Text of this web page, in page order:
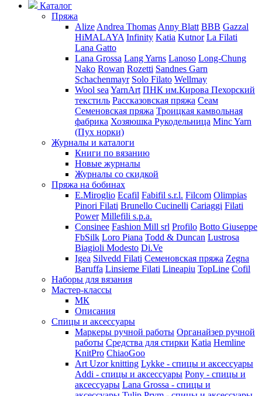
Каталог
Пряжа
Alize Andrea Thomas Anny Blatt BBB Gazzal
HiMALAYA Infinity Katia Kutnor La Filati
Lana Gatto
Lana Grossa Lang Yarns Lanoso Long-Chung
Nako Rowan Rozetti Sandnes Garn
Schachenmayr Solo Filato Wellmay
Wool sea YarnArt ПНК им.Кирова Пехорский
текстиль Рассказовская пряжа Сеам
Семеновская пряжа Троицкая камвольная
фабрика Хозяюшка Рукодельница Minc Yarn
(Пух норки)
Журналы и каталоги
Книги по вязанию
Новые журналы
Журналы со скидкой
Пряжа на бобинах
E.Miroglio Ecafil Fabifil s.r.l. Filcom Olimpias
Pinori Filati Brunello Cucinelli Cariaggi Filati
Power Millefili s.p.a.
Consinee Fashion Mill srl Profilo Botto Giuseppe
FbSilk Loro Piana Todd & Duncan Lustrosa
Biagioli Modesto Di.Ve
Igea Silvedd Filati Семеновская пряжа Zegna
Baruffa Linsieme Filati Lineapiu TopLine Cofil
Наборы для вязания
Мастер-классы
МК
Описания
Спицы и аксессуары
Маркеры ручной работы Органайзер ручной
работы Средства для стирки Katia Hemline
KnitPro ChiaoGoo
Art Uzor knitting Lykke - спицы и аксессуары
Addi - спицы и аксессуары Pony - спицы и
аксессуары Lana Grossa - спицы и